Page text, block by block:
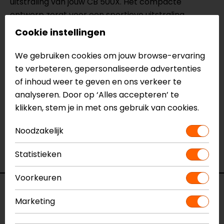
ontwerp zorgt voor een sportieve uitstraling,
zonder te overheersen.
Meer informatie nodig?
Heb je meer informatie nodig over dit product?
Neem dan contactmet ons op of kom langs in één
vanonze winkelsin Breda, Capelle aan den IJssel,
Eindhoven, Vianen of Apeldoorn. In de winkels kun je
het product bekijken & passen en staan onze
verkoopmedewerkers voor je klaar met advies.
Bekijk onze andere
Specificaties
Naam
Honda CB 500X (2014-2015)
Cookie instellingen
We gebruiken cookies om jouw browse-ervaring
te verbeteren, gepersonaliseerde advertenties
of inhoud weer te geven en ons verkeer te
analyseren. Door op ‘Alles accepteren’ te
klikken, stem je in met ons gebruik van cookies.
Noodzakelijk
Statistieken
Voorkeuren
Marketing